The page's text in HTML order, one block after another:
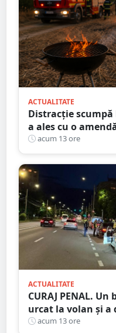
ACTUALITATE
Distracție
a ales cu o
acum 13 ore
ACTUALITATE
CURAJ PENAL.
urcat la volan și a
Satu Mare
acum 13 ore